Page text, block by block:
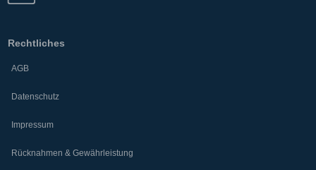
Rechtliches
AGB
Datenschutz
Impressum
Rücknahmen & Gewährleistung